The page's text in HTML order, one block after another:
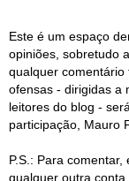
Este é um espaço
opiniões, sobretudo
qualquer comentário
ofensas - dirigidas a
leitores do blog -
participação, Mauro
P.S.: Para
qualquer outra conta